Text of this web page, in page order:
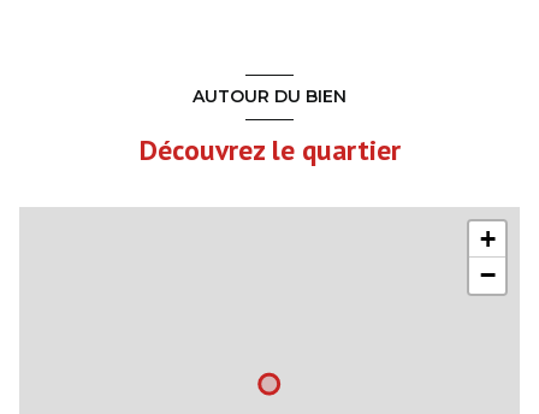
AUTOUR DU BIEN
Découvrez le quartier
+
−